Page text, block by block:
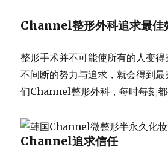
Channel整形外科追求最佳
整形手术并不可能使所有的人变
不间断的努力与追求，就会得到
们Channel整形外科，每时每刻都
Channel追求信任